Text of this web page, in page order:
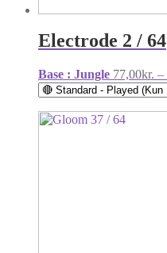
Electrode 2 / 64
Base : Jungle 77,00kr. –